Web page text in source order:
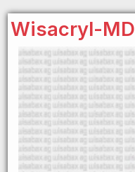
Wisacryl-MD